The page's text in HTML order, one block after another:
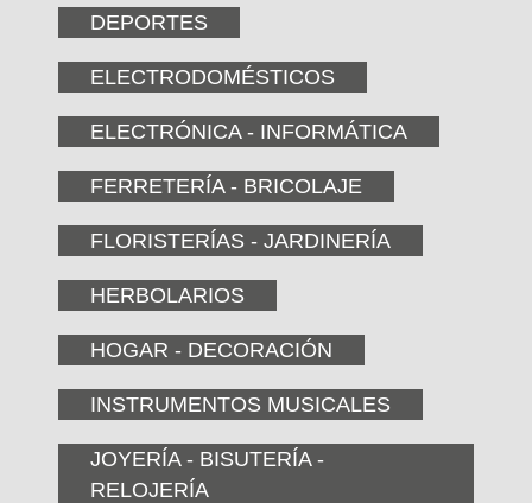
DEPORTES
ELECTRODOMÉSTICOS
ELECTRÓNICA - INFORMÁTICA
FERRETERÍA - BRICOLAJE
FLORISTERÍAS - JARDINERÍA
HERBOLARIOS
HOGAR - DECORACIÓN
INSTRUMENTOS MUSICALES
JOYERÍA - BISUTERÍA -
RELOJERÍA